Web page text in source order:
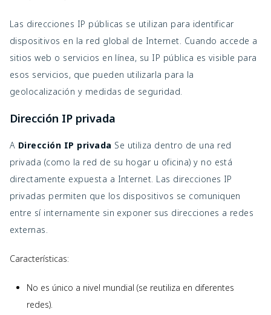
Las direcciones IP públicas se utilizan para identificar
dispositivos en la red global de Internet. Cuando accede a
sitios web o servicios en línea, su IP pública es visible para
esos servicios, que pueden utilizarla para la
geolocalización y medidas de seguridad.
Dirección IP privada
A Dirección IP privada Se utiliza dentro de una red
privada (como la red de su hogar u oficina) y no está
directamente expuesta a Internet. Las direcciones IP
privadas permiten que los dispositivos se comuniquen
entre sí internamente sin exponer sus direcciones a redes
externas.
Características:
No es único a nivel mundial (se reutiliza en diferentes
redes).